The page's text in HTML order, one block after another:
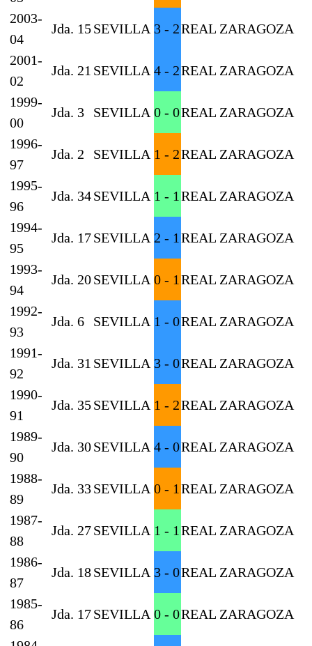
2003-
04
Jda. 15SEVILLA 3 - 2REAL ZARAGOZA
2001-
02
Jda. 21 SEVILLA 4 - 2REAL ZARAGOZA
1999-
00
Jda. 3 SEVILLA 0 - 0REAL ZARAGOZA
1996-
97
Jda. 2 SEVILLA 1 - 2REAL ZARAGOZA
1995-
96
Jda. 34SEVILLA 1 - 1 REAL ZARAGOZA
1994-
95
Jda. 17SEVILLA 2 - 1 REAL ZARAGOZA
1993-
94
Jda. 20SEVILLA 0 - 1 REAL ZARAGOZA
1992-
93
Jda. 6 SEVILLA 1 - 0REAL ZARAGOZA
1991-
92
Jda. 31 SEVILLA 3 - 0REAL ZARAGOZA
1990-
91
Jda. 35SEVILLA 1 - 2REAL ZARAGOZA
1989-
90
Jda. 30SEVILLA 4 - 0REAL ZARAGOZA
1988-
89
Jda. 33SEVILLA 0 - 1 REAL ZARAGOZA
1987-
88
Jda. 27SEVILLA 1 - 1 REAL ZARAGOZA
1986-
87
Jda. 18SEVILLA 3 - 0REAL ZARAGOZA
1985-
86
Jda. 17SEVILLA 0 - 0REAL ZARAGOZA